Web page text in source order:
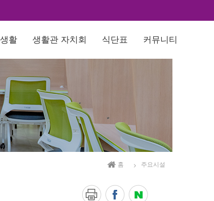
활 생활관 자치회 식단표 커뮤니티
홈 주요시설